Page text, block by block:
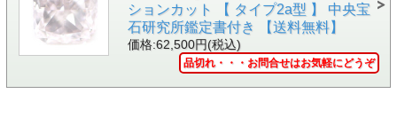
の上に置いて撮影しました。大体の大きさ(小ささ)が
お判りいただけると思います。
シリコンキャッチは半球型です。
ションカット 【 タイプ2a型 】 中央宝
石研究所鑑定書付き 【送料無料】
価格:62,500円(税込)
品切れ・・・お問合せはお気軽にどうぞ